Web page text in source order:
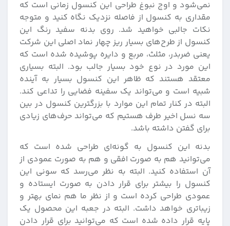
نمی‌شود و اوج نبوغ طراحی این کنسول زمانی است که
مقداری به کنسول از فاصله نزدیک نگاه کنید و متوجه
نکات جالبی خواهید شد. روی بدنه سفید رنگ این
کنسول از طرح‌های بسیار ریز چهار نماد اصلی این شرکت
یعنی ضربدر، مثلث، مربع و دایره پوشیده شده است که
این مورد در نوع خود بسیار جالب بود. البته بسیاری
معتقد هستند که ظاهر این کنسول بسیار به آینده
شبیه است و می‌تواند یک سفینه فضایی را تداعی کند.
البته در کنار تمام این موارد با بزرگترین کنسول در بین
سه نسل اخیر طرف هستیم که می‌تواند حرف‌های زیادی
برای گفتن داشته باشد.
بدنه این کنسول به گونه‌ای طراحی شده است که
می‌توانید هم به صورت افقی و هم به صورت عمودی از
آن استفاده کنید. البته به نظر می‌رسد که سونی این
کنسول را بیشتر برای قرار دادن به صورت ایستاده و
عمودی طراحی کرده است و از نظر ما هم نمای بهتر و
زیباتری خواهد داشت. البته در جعبه این محصول یک
پایه قرار داده شده است که می‌توانید برای قرار دادن